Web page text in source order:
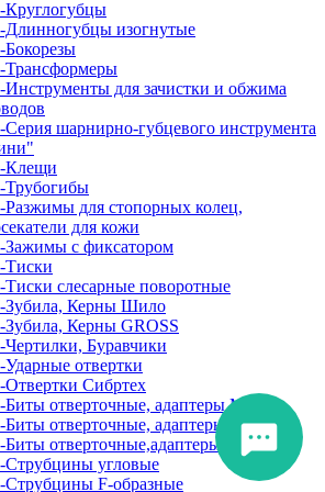
Круглогубцы
Длинногубцы изогнутые
Бокорезы
Трансформеры
Инструменты для зачистки и обжима
Серия шарнирно-губцевого инструмента
Клещи
Трубогибы
Разжимы для стопорных колец,
для кожи
Зажимы с фиксатором
Тиски
Тиски слесарные поворотные
Зубила, Керны Шило
Зубила, Керны GROSS
Чертилки, Буравчики
Ударные отвертки
Отвертки Сибртех
Биты отверточные, адаптеры Matrix
Биты отверточные, адаптеры Прочие
Биты отверточные,адаптеры Сибртех
Струбцины угловые
Струбцины F-образные